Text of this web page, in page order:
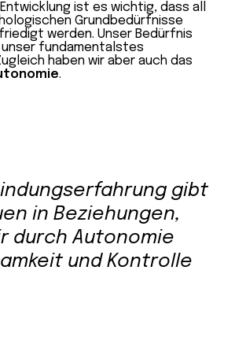
ist es wichtig, dass all
Grundbedürfnisse
werden. Unser Bedürfnis
fundamentalstes
haben wir aber auch das
.
gibt
in Beziehungen,
durch Autonomie
und Kontrolle